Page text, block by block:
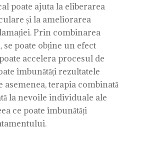
poate ajuta la eliberarea
și la ameliorarea
Prin combinarea
se poate obține un efect
accelera procesul de
îmbunătăți rezultatele
asemenea, terapia combinată
la nevoile individuale ale
ce poate îmbunătăți